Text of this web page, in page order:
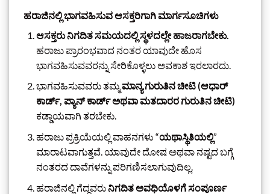
ಹರಾಜಿನಲ್ಲಿ ಭಾಗವಹಿಸುವ ಆಸಕ್ತರಿಗಾಗಿ ಮಾರ್ಗಸೂಚಿಗಳು
ಆಸಕ್ತರು ನಿಗದಿತ ಸಮಯದಲ್ಲಿ ಸ್ಥಳದಲ್ಲೇ ಹಾಜರಾಗಬೇಕು.
ಹರಾಜು ಪ್ರಾರಂಭವಾದ ನಂತರ ಯಾವುದೇ ಹೊಸ
ಭಾಗವಹಿಸುವವರನ್ನು ಸೇರಿಕೊಳ್ಳಲು ಅವಕಾಶ ಇರಲಾರದು.
ಭಾಗವಹಿಸುವವರು ತಮ್ಮಮಾನ್ಯ ಗುರುತಿನ ಚೀಟಿ (ಆಧಾರ್
ಕಾರ್ಡ್, ಪ್ಯಾನ್ ಕಾರ್ಡ್ ಅಥವಾ ಮತದಾರರ ಗುರುತಿನ ಚೀಟಿ)
ಕಡ್ಡಾಯವಾಗಿ ತರಬೇಕು.
ಹರಾಜು ಪ್ರಕ್ರಿಯೆಯಲ್ಲಿ ವಾಹನಗಳು “ಯಥಾಸ್ಥಿತಿಯಲ್ಲಿ”
ಮಾರಾಟವಾಗುತ್ತವೆ. ಯಾವುದೇ ದೋಷ ಅಥವಾ ನಷ್ಟದ ಬಗ್ಗೆ
ನಂತರದ ದಾವೆಗಳನ್ನು ಪರಿಗಣಿಸಲಾಗುವುದಿಲ್ಲ.
ಹರಾಜಿನಲ್ಲಿ ಗೆದ್ದವರುನಿಗದಿತ ಅವಧಿಯೊಳಗೆ ಸಂಪೂರ್ಣ